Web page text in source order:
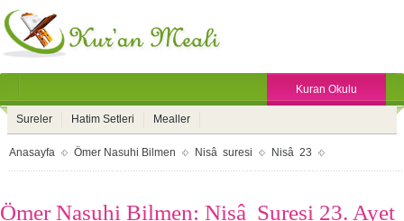
Kuran Okulu
Sureler Hatim Setleri Mealler
Anasayfa Ömer Nasuhi Bilmen Nisâ suresi Nisâ 23
Ömer Nasuhi Bilmen: Nisâ Suresi 23. Ayet